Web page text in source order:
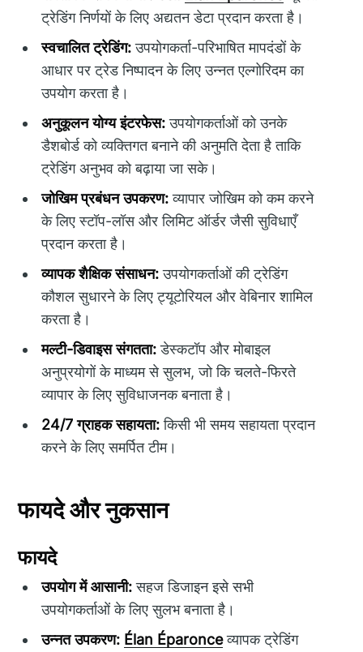
ट्रेडिंग निर्णयों के लिए अद्यतन डेटा प्रदान करता है।
स्वचालित ट्रेडिंग:उपयोगकर्ता-परिभाषित मापदंडों के
आधार पर ट्रेड निष्पादन के लिए उन्नत एल्गोरिदम का
उपयोग करता है।
अनुकूलन योग्य इंटरफेस:उपयोगकर्ताओं को उनके
डैशबोर्ड को व्यक्तिगत बनाने की अनुमति देता है ताकि
ट्रेडिंग अनुभव को बढ़ाया जा सके।
जोखिम प्रबंधन उपकरण:व्यापार जोखिम को कम करने
के लिए स्टॉप-लॉस और लिमिट ऑर्डर जैसी सुविधाएँ
प्रदान करता है।
व्यापक शैक्षिक संसाधन:उपयोगकर्ताओं की ट्रेडिंग
कौशल सुधारने के लिए ट्यूटोरियल और वेबिनार शामिल
करता है।
मल्टी-डिवाइस संगतता:डेस्कटॉप और मोबाइल
अनुप्रयोगों के माध्यम से सुलभ, जो कि चलते-फिरते
व्यापार के लिए सुविधाजनक बनाता है।
24/7 ग्राहक सहायता:किसी भी समय सहायता प्रदान
करने के लिए समर्पित टीम।
फायदे और नुकसान
फायदे
उपयोग में आसानी:सहज डिजाइन इसे सभी
उपयोगकर्ताओं के लिए सुलभ बनाता है।
उन्नत उपकरण: Élan Éparonceव्यापक ट्रेडिंग